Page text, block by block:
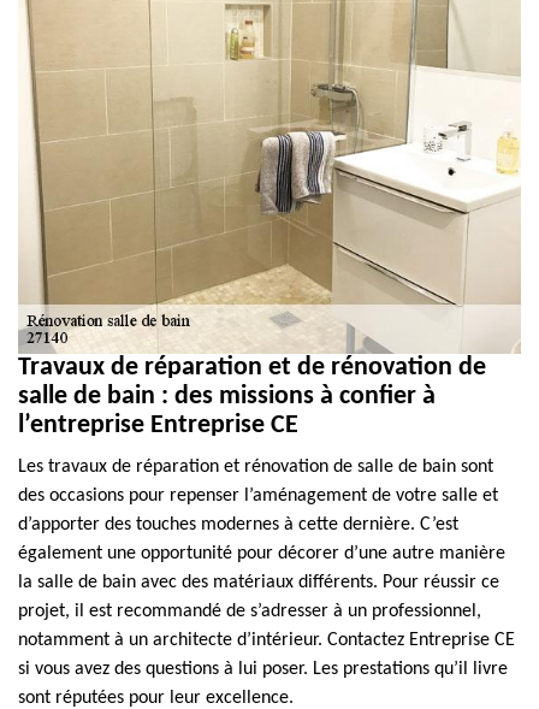
Travaux de réparation et de rénovation de
salle de bain : des missions à confier à
l’entreprise Entreprise CE
Les travaux de réparation et rénovation de salle de bain sont
des occasions pour repenser l’aménagement de votre salle et
d’apporter des touches modernes à cette dernière. C’est
également une opportunité pour décorer d’une autre manière
la salle de bain avec des matériaux différents. Pour réussir ce
projet, il est recommandé de s’adresser à un professionnel,
notamment à un architecte d’intérieur. Contactez Entreprise CE
si vous avez des questions à lui poser. Les prestations qu’il livre
sont réputées pour leur excellence.